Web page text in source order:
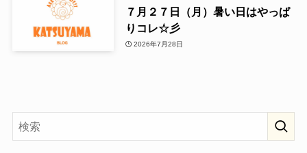
７月２７日（月）暑い日はやっぱ
りコレ☆彡
2026年7月28日